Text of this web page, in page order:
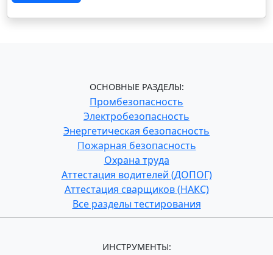
ОСНОВНЫЕ РАЗДЕЛЫ:
Промбезопасность
Электробезопасность
Энергетическая безопасность
Пожарная безопасность
Охрана труда
Аттестация водителей (ДОПОГ)
Аттестация сварщиков (НАКС)
Все разделы тестирования
ИНСТРУМЕНТЫ: